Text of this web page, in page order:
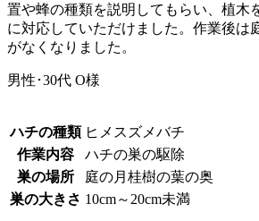
置や蜂の種類を説明してもらい、植木
に対応していただけました。作業後は
がなくなりました。
男性･30代 O様
ハチの種類 ヒメスズメバチ
作業内容
ハチの巣の駆除
巣の場所
庭の月桂樹の葉の奥
巣の大きさ 10cm～20cm未満